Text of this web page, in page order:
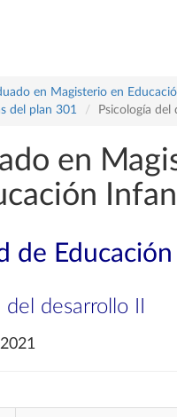
en Magisterio en
del plan 301
Psicología del
en
de Educación
del desarrollo II